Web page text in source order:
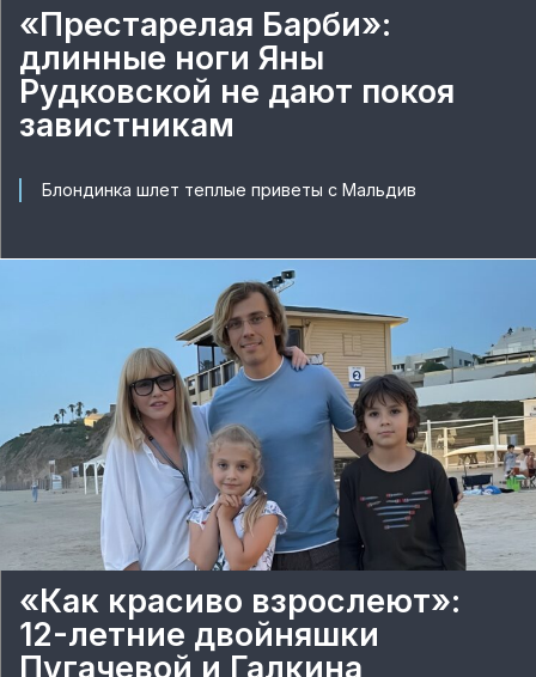
«Престарелая Барби»:
длинные ноги Яны
Рудковской не дают покоя
завистникам
Блондинка шлет теплые приветы с Мальдив
«Как красиво взрослеют»:
12-летние двойняшки
Пугачевой и Галкина